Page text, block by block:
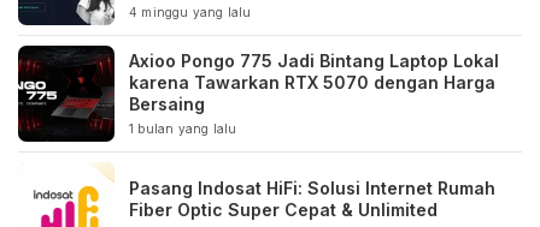
4 minggu yang lalu
Axioo Pongo 775 Jadi Bintang Laptop Lokal
karena Tawarkan RTX 5070 dengan Harga
Bersaing
1 bulan yang lalu
Pasang Indosat HiFi: Solusi Internet Rumah
Fiber Optic Super Cepat & Unlimited